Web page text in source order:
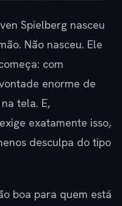
Spielberg nasceu
Não nasceu. Ele
com
enorme de
tela. E,
exatamente isso,
desculpa do tipo
boa para quem está